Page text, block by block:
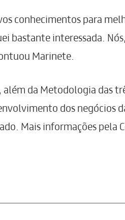
conhecimentos para
bastante interessada.
Marinete.
da Metodologia das
dos negócios
Mais informações pela